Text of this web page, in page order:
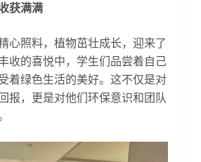
获满满
心照料，植物茁壮成长，迎来了
收的喜悦中，学生们品尝着自己
着绿色生活的美好。这不仅是对
报，更是对他们环保意识和团队